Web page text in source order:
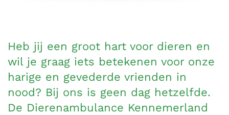
Heb jij een groot hart voor dieren en
wil je graag iets betekenen voor onze
harige en gevederde vrienden in
nood? Bij ons is geen dag hetzelfde.
De Dierenambulance Kennemerland